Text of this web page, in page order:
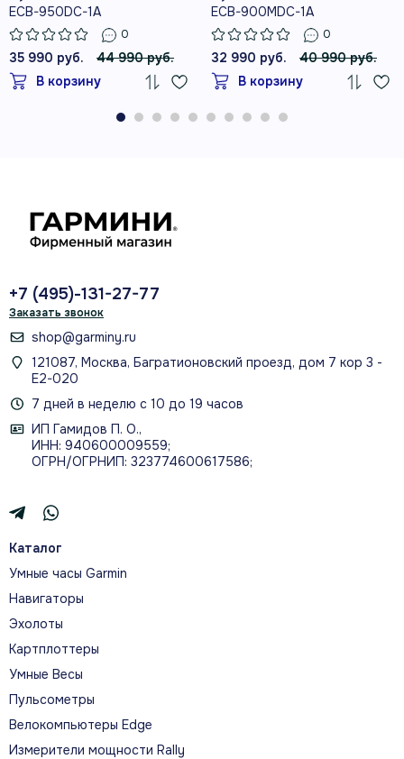
ECB-950DC-1A
0
35 990 руб.
44 990 руб.
В корзину
ECB-900MDC-1A
0
32 990 руб.
40 990 руб.
В корзину
+7 (495)-131-27-77
Заказать звонок
shop@garminy.ru
121087, Москва, Багратионовский проезд, дом 7 кор 3 -
Е2-020
7 дней в неделю с 10 до 19 часов
ИП Гамидов П. О.,
ИНН: 940600009559;
ОГРН/ОГРНИП: 323774600617586;
Каталог
Умные часы Garmin
Навигаторы
Эхолоты
Картплоттеры
Умные Весы
Пульсометры
Велокомпьютеры Edge
Измерители мощности Rally